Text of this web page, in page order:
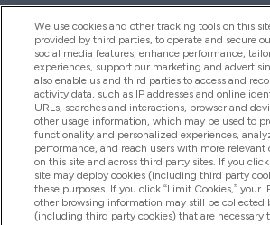
Pomoc & Informácie
Produkty
Informácie O Spoločnosti
We use cookies and other tracking tools on this
provided by third parties, to operate and secure
social media features, enhance performance,
experiences, support our marketing and
also enable us and third parties to access and
activity data, such as IP addresses and online
URLs, searches and interactions, browser and
other usage information, which may be used to
functionality and personalized experiences,
performance, and reach users with more relevant
on this site and across third party sites. If you
site may deploy cookies (including third party
these purposes. If you click “Limit Cookies,” your
other browsing information may still be collected
(including third party cookies) that are necessary